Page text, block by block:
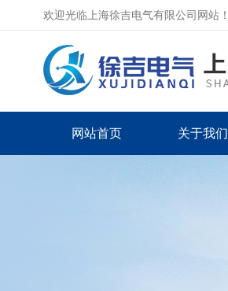
欢迎光临上海徐吉电气有限公司网站！
网站首页 关于我们